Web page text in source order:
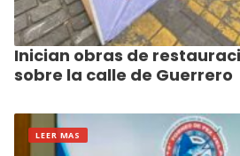
Inician obras de
sobre la calle de Guerrero
LEER MAS